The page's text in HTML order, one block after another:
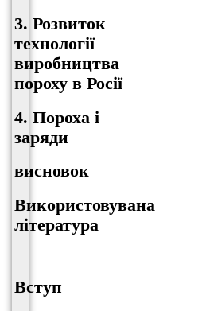
3. Розвиток
технології
виробництва
пороху в Росії
4. Пороха і
заряди
висновок
Використовувана
література
Вступ